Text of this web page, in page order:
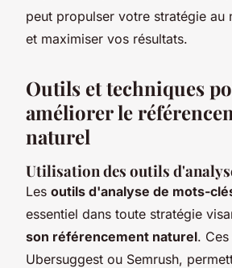
peut propulser votre stratégie au
et maximiser vos résultats.
Outils et techniques
améliorer le
naturel
Utilisation des outils
Les outils d'analyse de mots-
essentiel dans toute stratégie
son référencement naturel.
Ubersuggest ou Semrush,